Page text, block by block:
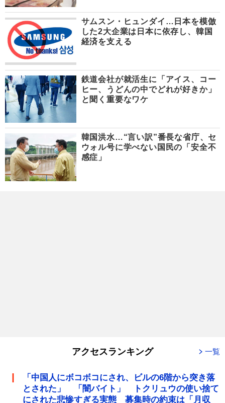
サムスン・ヒュンダイ…日本を模倣
した2大企業は日本に依存し、韓国
経済を支える
鉄道会社が就活生に「アイス、コー
ヒー、うどんの中でどれが好きか」
と聞く重要なワケ
韓国洪水…“言い訳”番長な省庁、セ
ウォル号に学べない国民の「安全不
感症」
アクセスランキング 一覧
「中国人にボコボコにされ、ビルの6階から突き落
とされた」 「闇バイト」 トクリュウの使い捨て
にされた悲惨すぎる実態 募集時の約束は「月収